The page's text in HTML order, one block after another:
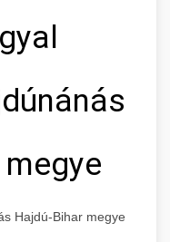
Hajdú-Bihar megye